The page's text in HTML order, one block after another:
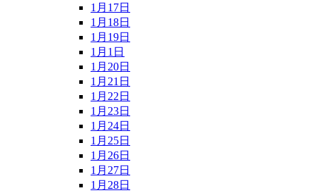
1月17日
1月18日
1月19日
1月1日
1月20日
1月21日
1月22日
1月23日
1月24日
1月25日
1月26日
1月27日
1月28日